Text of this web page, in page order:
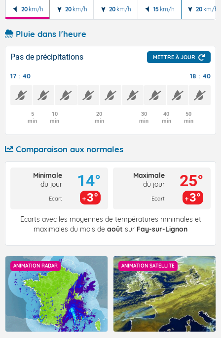
20 km/h 20 km/h 20 km/h 15 km/h 20 km/h
Pluie dans l'heure
Pas de précipitations METTRE À JOUR
17 : 40 18 : 40
5
min
10
min
20
min
30
min
40
min
50
min
Comparaison aux normales
Minimale
du jour
Ecart
14°
3°
Maximale
du jour
Ecart
25°
3°
Écarts avec les moyennes de températures minimales et
maximales du mois de août sur Fay-sur-Lignon
ANIMATION RADAR ANIMATION SATELLITE